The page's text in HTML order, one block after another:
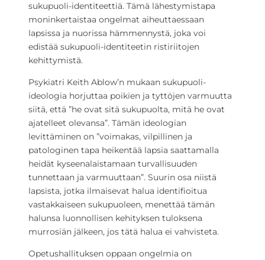
sukupuoli-identiteettiä. Tämä lähestymistapa
moninkertaistaa ongelmat aiheuttaessaan
lapsissa ja nuorissa hämmennystä, joka voi
edistää sukupuoli-identiteetin ristiriitojen
kehittymistä.
Psykiatri Keith Ablow’n mukaan sukupuoli-
ideologia horjuttaa poikien ja tyttöjen varmuutta
siitä, että ”he ovat sitä sukupuolta, mitä he ovat
ajatelleet olevansa”. Tämän ideologian
levittäminen on ”voimakas, vilpillinen ja
patologinen tapa heikentää lapsia saattamalla
heidät kyseenalaistamaan turvallisuuden
tunnettaan ja varmuuttaan”. Suurin osa niistä
lapsista, jotka ilmaisevat halua identifioitua
vastakkaiseen sukupuoleen, menettää tämän
halunsa luonnollisen kehityksen tuloksena
murrosiän jälkeen, jos tätä halua ei vahvisteta.
Opetushallituksen oppaan ongelmia on